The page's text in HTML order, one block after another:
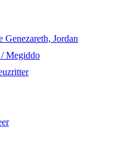
Genezareth, Jordan
Megiddo